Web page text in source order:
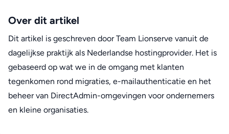
Over dit artikel
Dit artikel is geschreven door Team Lionserve vanuit de
dagelijkse praktijk als Nederlandse hostingprovider. Het is
gebaseerd op wat we in de omgang met klanten
tegenkomen rond migraties, e-mailauthenticatie en het
beheer van DirectAdmin-omgevingen voor ondernemers
en kleine organisaties.